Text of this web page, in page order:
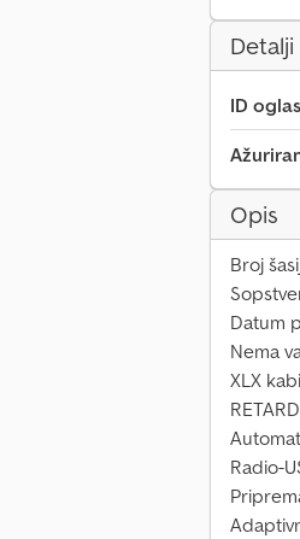
ID
Opis
Broj
Datum
Nema
XLX
Radio-